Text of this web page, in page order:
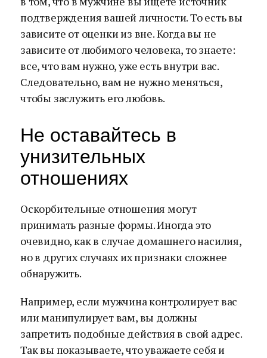
подтверждения вашей личности. То есть вы
зависите от оценки из вне. Когда вы не
зависите от любимого человека, то знаете:
все, что вам нужно, уже есть внутри вас.
Следовательно, вам не нужно меняться,
чтобы заслужить его любовь.
Не оставайтесь в
унизительных
отношениях
Оскорбительные отношения могут
принимать разные формы. Иногда это
очевидно, как в случае домашнего насилия,
но в других случаях их признаки сложнее
обнаружить.
Например, если мужчина контролирует вас
или манипулирует вам, вы должны
запретить подобные действия в свой адрес.
Так вы показываете, что уважаете себя и